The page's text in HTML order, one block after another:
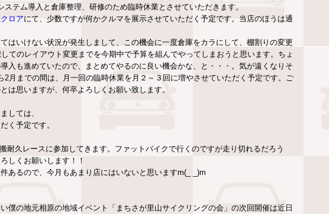
ステム導入と倉庫整理、研修のため臨時休業とさせていただきます。
ロアにて、少数ですが何かクルマを展示させていただく予定です。当店のほうは通
はいけない状況が発生しまして、この機会に一度倉庫をカラにして、棚割りの変更
てのレイアウト変更までを今期中で予算を組んでやってしまおうと思います。ちょ
入も進めていたので、まとめてやるのに良い機会かな、と・・・。気が遠くなりそ
2月までの間は、月一回の臨時休業を月２～３回に増やさせていただく予定です。ご
は思いますが、何卒よろしくお願い致します。
しては、
く予定です。
耐久レースに参加してきます。ファットバイクで行くのですが走り切れるだろう
しくお願いします！！
あるので、今月もあまり店にはいないと思いますm(_ _)m
僕の地元相原の地域イベント「まちさが里山サイクリングの会」の次回開催は近日